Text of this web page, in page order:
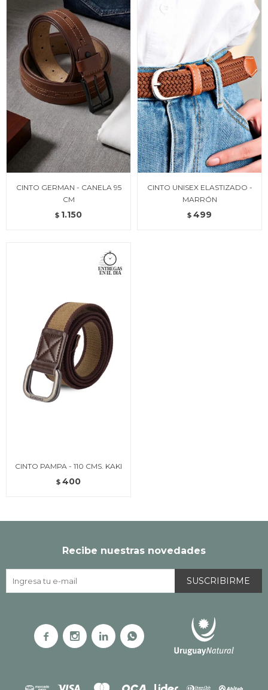
CINTO GERMAN - CANELA 95
CM
$ 1.150
CINTO UNISEX ELASTIZADO -
MARRÓN
$ 499
CINTO PAMPA - 110 CMS. KAKI
$ 400
Recibe nuestras novedades
SUSCRIBIRME
   